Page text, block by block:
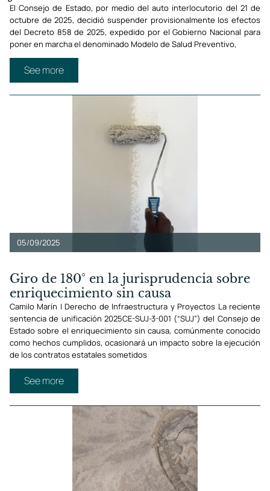
El Consejo de Estado, por medio del auto interlocutorio del 21 de
octubre de 2025, decidió suspender provisionalmente los efectos
del Decreto 858 de 2025, expedido por el Gobierno Nacional para
poner en marcha el denominado Modelo de Salud Preventivo,
See more
05/09/2025
Giro de 180° en la jurisprudencia sobre
enriquecimiento sin causa
Camilo Marín | Derecho de Infraestructura y Proyectos La reciente
sentencia de unificación 2025CE-SUJ-3-001 (“SUJ”) del Consejo de
Estado sobre el enriquecimiento sin causa, comúnmente conocido
como hechos cumplidos, ocasionará un impacto sobre la ejecución
de los contratos estatales sometidos
See more